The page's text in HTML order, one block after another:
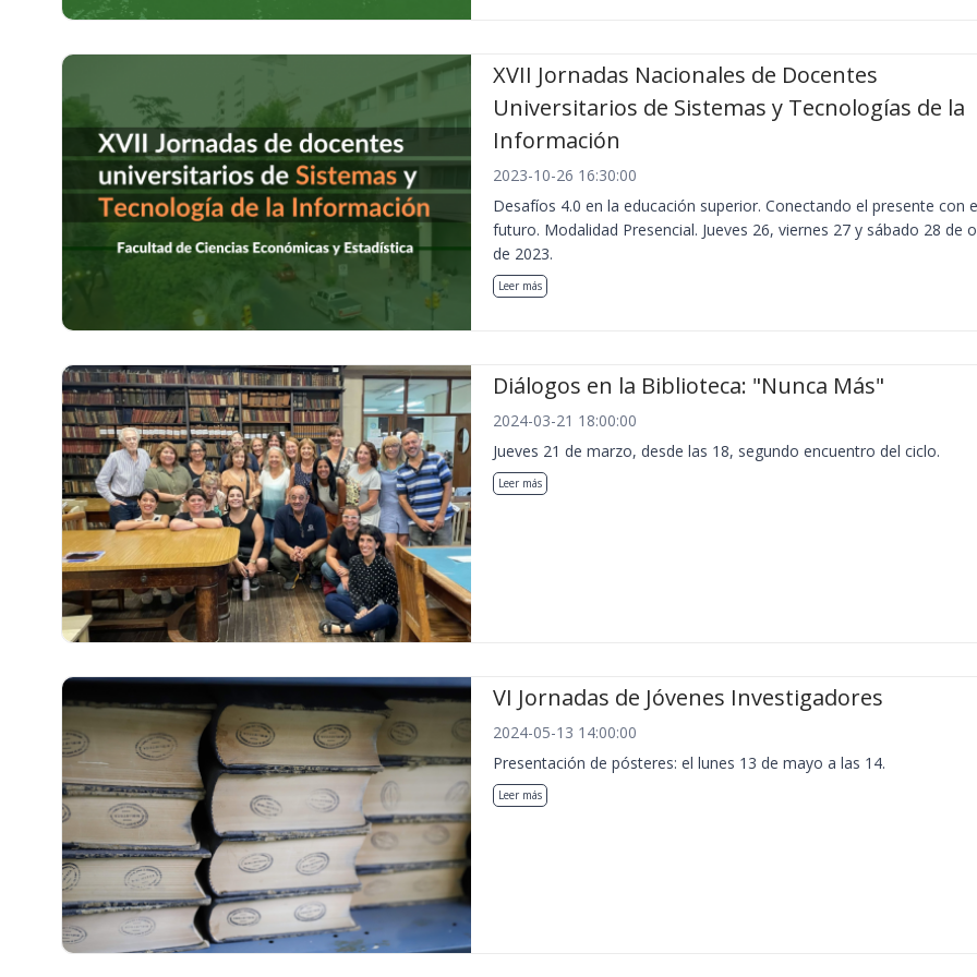
XVII Jornadas Nacionales de Docentes
Universitarios de Sistemas y Tecnologías de la
Información
2023-10-26 16:30:00
Desafíos 4.0 en la educación superior. Conectando el presente con
futuro. Modalidad Presencial. Jueves 26, viernes 27 y sábado 28 de
de 2023.
Leer más
Diálogos en la Biblioteca: "Nunca Más"
2024-03-21 18:00:00
Jueves 21 de marzo, desde las 18, segundo encuentro del ciclo.
Leer más
VI Jornadas de Jóvenes Investigadores
2024-05-13 14:00:00
Presentación de pósteres: el lunes 13 de mayo a las 14.
Leer más